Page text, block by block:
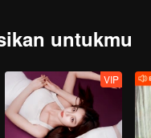
untukmu
VIP